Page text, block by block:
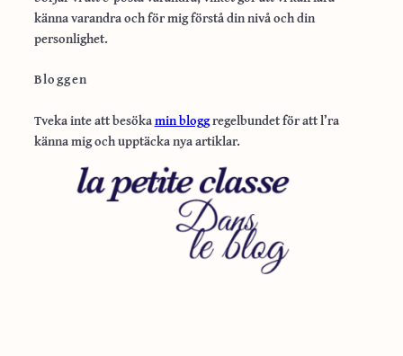
känna varandra och för mig förstå din nivå och din
personlighet.
Bloggen
Tveka inte att besökamin bloggregelbundet för att l’ra
känna mig och upptäcka nya artiklar.